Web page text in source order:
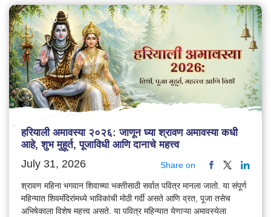
हरियाली अमावस्या २०२६: जाणून घ्या श्रावण अमावस्या कधी
आहे, शुभ मुहूर्त, पूजाविधी आणि दानाचे महत्त्व
July 31, 2026 Share on
श्रावण महिना भगवान शिवाच्या भक्तीसाठी सर्वात पवित्र मानला जातो. या संपूर्ण
महिन्यात शिवमंदिरांमध्ये भाविकांची मोठी गर्दी असते आणि व्रत, पूजा तसेच
अभिषेकाला विशेष महत्त्व असते. या पवित्र महिन्यात येणाऱ्या अमावस्येला